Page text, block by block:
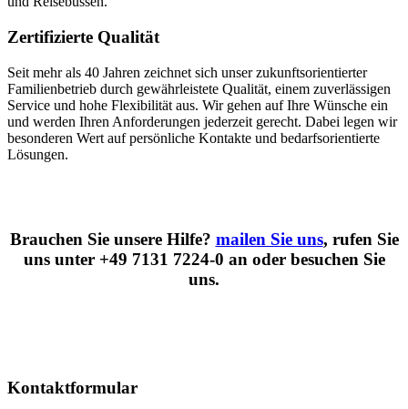
Zertifizierte Qualität
Seit mehr als 40 Jahren zeichnet sich unser zukunftsorientierter
Familienbetrieb durch gewährleistete Qualität, einem zuverlässigen
Service und hohe Flexibilität aus. Wir gehen auf Ihre Wünsche ein
und werden Ihren Anforderungen jederzeit gerecht. Dabei legen wir
besonderen Wert auf persönliche Kontakte und bedarfsorientierte
Lösungen.
Brauchen Sie unsere Hilfe? mailen Sie uns, rufen Sie
uns unter +49 7131 7224-0 an oder besuchen Sie
uns.
Kontaktformular